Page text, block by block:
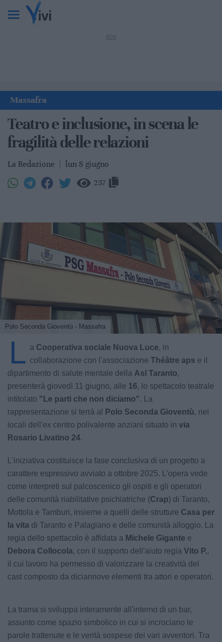
Massafra
Teatro e inclusione, in scena le
fragilità delle relazioni
La Redazione lun 8 giugno
237
Polo Seconda Gioventù - Massafra
L a Cooperativa sociale Nuova Luce, in
collaborazione con l'associazione Théâtre aps e il
dipartimento di salute mentale della Asl Taranto,
presenterà giovedì 11 giugno, alle 16, lo spettacolo teatrale
intitolato "Le parti che non diciamo". La
rappresentazione si terrà al
Polo Seconda Gioventù, nei
locali dell'ex centro polivalente anziani situato in via
Rosario Livatino 24.
L'iniziativa costituisce la fase conclusiva di un progetto a
carattere espressivo avviato a ottobre 2025. L'opera vede
come interpreti sul palcoscenico gli ospiti e gli operatori
delle comunità riabilitative psichiatriche (Crap) di Taranto,
Mottola e Tamburi, insieme a quelli delle strutture Casa per
la vita di Taranto e Palagiano e delle comunità alloggio. La
regia dello spettacolo è affidata a Michele Gigante e
Debora Collocola, con il supporto dell'aiuto regia Vito P.,
il cui lavoro ha permesso di valorizzare la creatività del
cast composto da diciannove elementi tra attori e operatori.
La trama si sviluppa interamente all'interno di un bar,
assunto come spazio simbolico in cui si incrociano le
parole trattenute e le verità sospese dei vari avventori. Tra